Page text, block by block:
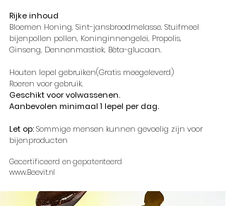
Rijke inhoud
Bloemen Honing, Sint-jansbroodmelasse, Stuifmeel
bijenpollen pollen, Koninginnengelei, Propolis,
Ginseng, Dennenmastiek, Bèta-glucaan.
Houten lepel gebruiken(Gratis meegeleverd)
Roeren voor gebruik.
Geschikt voor volwassenen.
Aanbevolen minimaal 1 lepel per dag.
Let op:Sommige mensen kunnen gevoelig zijn voor
bijenproducten
Gecertificeerd en gepatenteerd
www.Beevit.nl